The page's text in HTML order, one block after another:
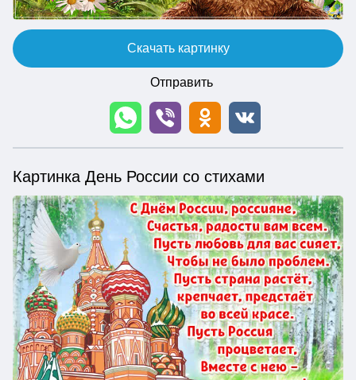
Скачать картинку
Отправить
Картинка День России со стихами